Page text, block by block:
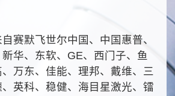
赛默飞世尔中国、中国惠普、
华、东软、GE、西门子、鱼
万东、佳能、理邦、戴维、三
英科、稳健、海目星激光、镭